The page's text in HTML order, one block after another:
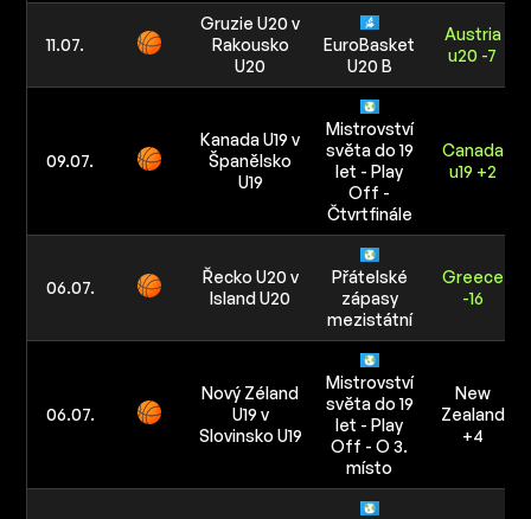
11.07.
Gruzie U20 v
Rakousko
U20
EuroBasket
U20 B
Austria
u20 -7
09.07.
Kanada U19 v
Španělsko
U19
Mistrovství
světa do 19
let - Play
Off -
Čtvrtfinále
Canada
u19 +2
06.07.
Řecko U20 v
Island U20
Přátelské
zápasy
mezistátní
Greece
-16
06.07.
Nový Zéland
U19 v
Slovinsko U19
Mistrovství
světa do 19
let - Play
Off - O 3.
místo
New
Zealand
+4